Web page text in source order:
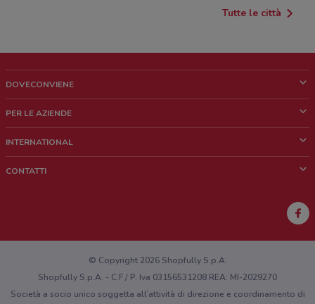
Tutte le città
DOVECONVIENE
Chi siamo
Lavora con noi
PER LE AZIENDE
Richieste commerciali e marketing
INTERNATIONAL
CONTATTI
Hai un malfunzionamento sul web o sull'app?
© Copyright 2026 Shopfully S.p.A.
Shopfully S.p.A. - C.F / P. Iva 03156531208 REA: MI-2029270
Società a socio unico soggetta all’attività di direzione e coordinamento di